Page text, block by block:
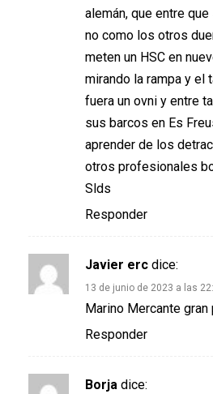
alemán, que entre
no como los otros
meten un HSC en
mirando la rampa y el
fuera un ovni y entre
sus barcos en Es
aprender de los
otros profesionales
Slds
Responder
Javier erc dice:
13 de junio de 2023 a las
Marino Mercante
Responder
Borja dice: